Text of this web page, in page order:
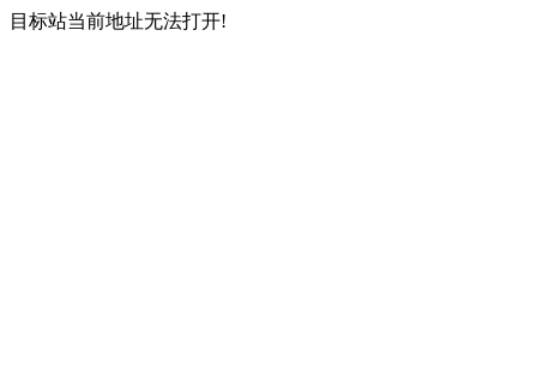
目标站当前地址无法打开!